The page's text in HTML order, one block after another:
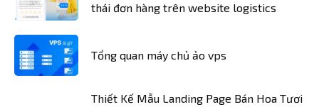
thái đơn hàng trên website logistics
Tổng quan máy chủ ảo vps
Thiết Kế Mẫu Landing Page Bán Hoa Tươi